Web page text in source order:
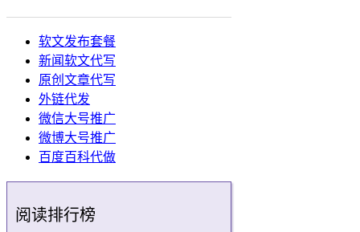
软文发布套餐
新闻软文代写
原创文章代写
外链代发
微信大号推广
微博大号推广
百度百科代做
阅读排行榜